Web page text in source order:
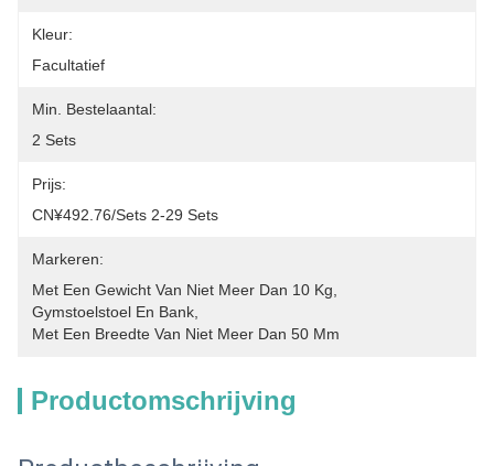
Kleur:
Facultatief
Min. Bestelaantal:
2 Sets
Prijs:
CN¥492.76/sets 2-29 Sets
Markeren:
Met Een Gewicht Van Niet Meer Dan 10 Kg
Gymstoelstoel En Bank
Met Een Breedte Van Niet Meer Dan 50 Mm
Productomschrijving